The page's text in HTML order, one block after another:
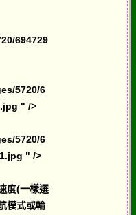
694729
5720/6
" />
5720/6
" />
度(一樣選
模式或輪